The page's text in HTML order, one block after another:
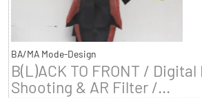
BA/MA Mode-Design
B(L)ACK TO FRONT /
Shooting & AR Filter /...